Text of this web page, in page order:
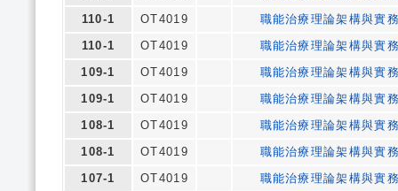
110-1
OT4019
職能治療理論架構與實
110-1
OT4019
職能治療理論架構與實
109-1
OT4019
職能治療理論架構與實
109-1
OT4019
職能治療理論架構與實
108-1
OT4019
職能治療理論架構與實
108-1
OT4019
職能治療理論架構與實
107-1
OT4019
職能治療理論架構與實